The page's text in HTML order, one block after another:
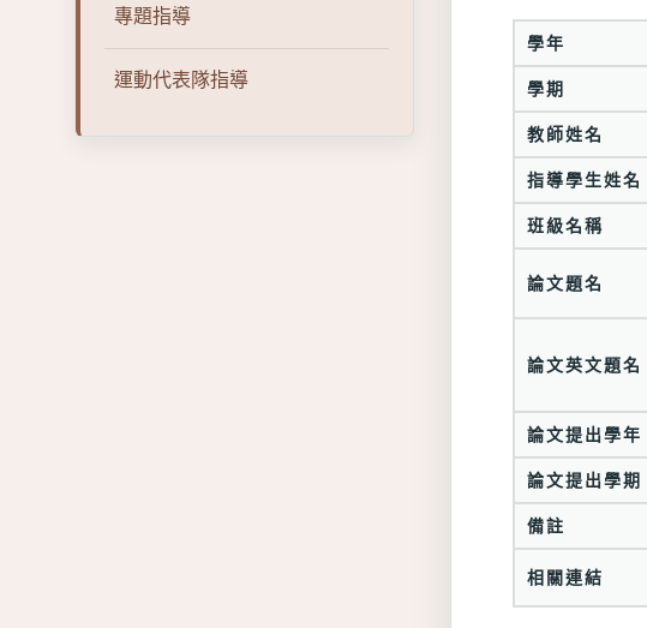
專題指導
運動代表隊指導
學年
學期
教師姓名
指導學生姓名
班級名稱
論文題名
論文英文題名
論文提出學年
論文提出學期
備註
相關連結